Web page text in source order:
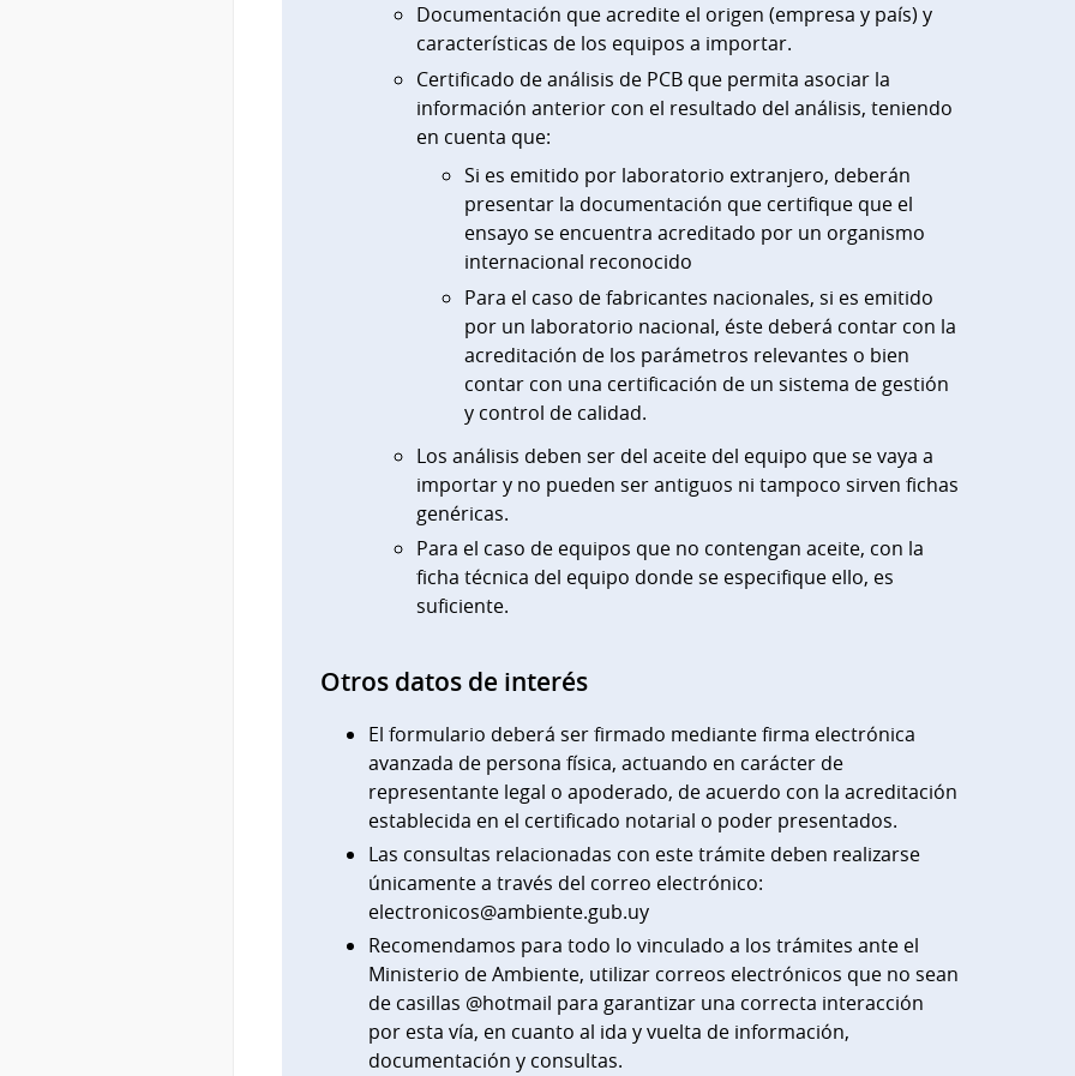
Documentación que acredite el origen (empresa y país) y
características de los equipos a importar.
Certificado de análisis de PCB que permita asociar la
información anterior con el resultado del análisis, teniendo
en cuenta que:
Si es emitido por laboratorio extranjero, deberán
presentar la documentación que certifique que el
ensayo se encuentra acreditado por un organismo
internacional reconocido
Para el caso de fabricantes nacionales, si es emitido
por un laboratorio nacional, éste deberá contar con la
acreditación de los parámetros relevantes o bien
contar con una certificación de un sistema de gestión
y control de calidad.
Los análisis deben ser del aceite del equipo que se vaya a
importar y no pueden ser antiguos ni tampoco sirven fichas
genéricas.
Para el caso de equipos que no contengan aceite, con la
ficha técnica del equipo donde se especifique ello, es
suficiente.
Otros datos de interés
El formulario deberá ser firmado mediante firma electrónica
avanzada de persona física, actuando en carácter de
representante legal o apoderado, de acuerdo con la acreditación
establecida en el certificado notarial o poder presentados.
Las consultas relacionadas con este trámite deben realizarse
únicamente a través del correo electrónico:
electronicos@ambiente.gub.uy
Recomendamos para todo lo vinculado a los trámites ante el
Ministerio de Ambiente, utilizar correos electrónicos que no sean
de casillas @hotmail para garantizar una correcta interacción
por esta vía, en cuanto al ida y vuelta de información,
documentación y consultas.